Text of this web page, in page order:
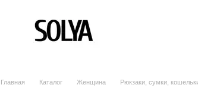
Главная Каталог Женщина Рюкзаки, сумки,